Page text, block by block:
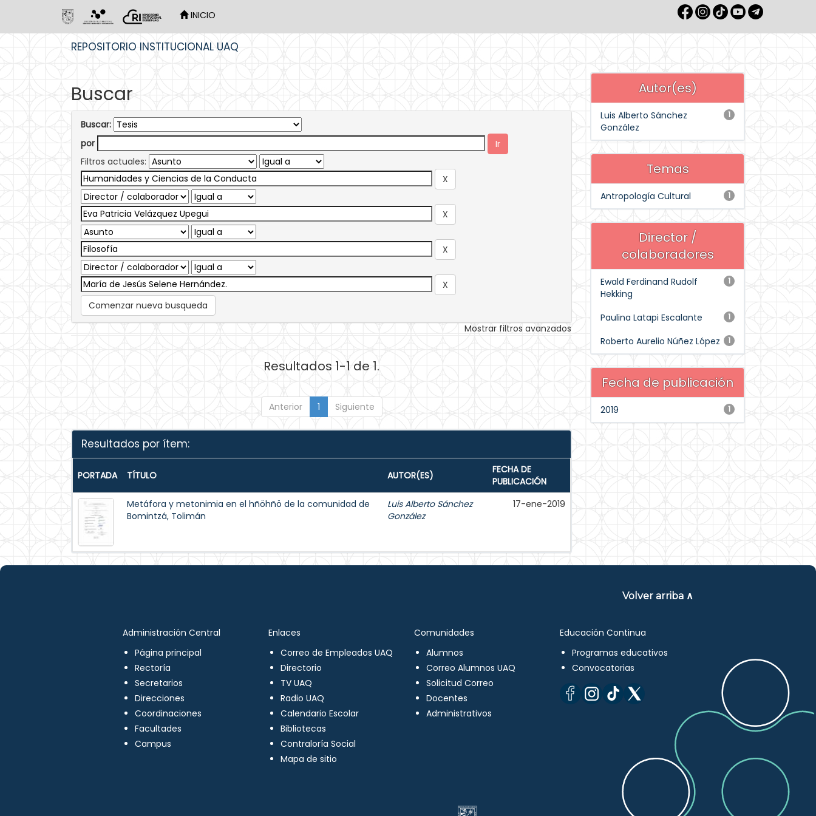
INICIO
REPOSITORIO INSTITUCIONAL UAQ
Buscar
Buscar:
por
Filtros actuales:
Comenzar nueva busqueda
Mostrar filtros avanzados
Resultados 1-1 de 1.
Anterior 1 Siguiente
Resultados por ítem:
PORTADA TÍTULO AUTOR(ES)
FECHA DE
PUBLICACIÓN
Metáfora y metonimia en el hñöhñö de la comunidad de
Bomintzá, Tolimán
Luis Alberto Sánchez
González
17-ene-2019
Autor(es)
1
Luis Alberto Sánchez
González
Temas
1
Antropología Cultural
Director /
colaboradores
1
Ewald Ferdinand Rudolf
Hekking
1
Paulina Latapi Escalante
1
Roberto Aurelio Núñez López
Fecha de publicación
1
2019
Volver arriba ∧
Administración Central
Página principal
Rectoría
Secretarios
Direcciones
Coordinaciones
Facultades
Campus
Enlaces
Correo de Empleados UAQ
Directorio
TV UAQ
Radio UAQ
Calendario Escolar
Bibliotecas
Contraloría Social
Mapa de sitio
Comunidades
Alumnos
Correo Alumnos UAQ
Solicitud Correo
Docentes
Administrativos
Educación Continua
Programas educativos
Convocatorias